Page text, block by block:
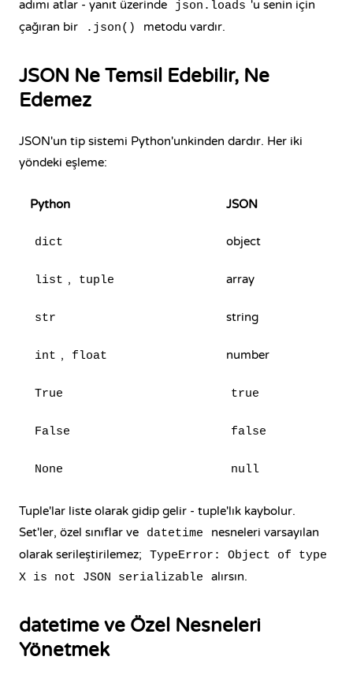
adımı atlar - yanıt üzerinde json.loads 'u senin için
çağıran bir
.json() metodu vardır.
JSON Ne Temsil Edebilir, Ne
Edemez
JSON'un tip sistemi Python'unkinden dardır. Her iki
yöndeki eşleme:
Python JSON
dict object
list , tuple array
str string
int , float number
True true
False false
None null
Tuple'lar liste olarak gidip gelir - tuple'lık kaybolur.
Set'ler, özel sınıflar ve
datetime
nesneleri varsayılan
olarak serileştirilemez;
TypeError: Object of type
X is not JSON serializable
alırsın.
datetime ve Özel Nesneleri
Yönetmek